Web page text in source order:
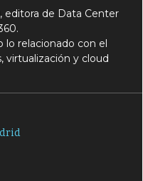
editora de Data Center
lo relacionado con el
virtualización y cloud